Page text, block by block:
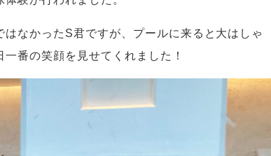
なかったS君ですが、プールに来ると大はしゃ
番の笑顔を見せてくれました！